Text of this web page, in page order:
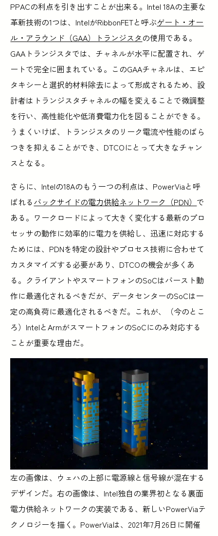
PPACの利点を引き出すことが出来る。Intel 18Aの主要な
革新技術の1つは、IntelがRibbonFETと呼ぶゲート・オー
ル・アラウンド（GAA）トランジスタ の使用である。
GAAトランジスタでは、チャネルが水平に配置され、ゲ
ートで完全に囲まれている。このGAAチャネルは、エピ
タキシーと選択的材料除去によって形成されるため、設
計者はトランジスタチャネルの幅を変えることで微調整
を行い、高性能化や低消費電力化を図ることができる。
うまくいけば、トランジスタのリーク電流や性能のばら
つきを抑えることができ、DTCOにとって大きなチャン
スとなる。
さらに、Intelの18Aのもう一つの利点は、PowerViaと呼
ばれるバックサイドの電力供給ネットワーク（PDN） で
ある。ワークロードによって大きく変化する最新のプロ
セッサの動作に効率的に電力を供給し、迅速に対応する
ためには、PDNを特定の設計やプロセス技術に合わせて
カスタマイズする必要があり、DTCOの機会が多くあ
る。クライアントやスマートフォンのSoCはバースト動
作に最適化されるべきだが、データセンターのSoCは一
定の高負荷に最適化されるべきだ。これが、（今のとこ
ろ）IntelとArmがスマートフォンのSoCにのみ対応する
ことが重要な理由だ。
左の画像は、ウェハの上部に電源線と信号線が混在する
デザインだ。右の画像は、Intel独自の業界初となる裏面
電力供給ネットワークの実装である、新しいPowerViaテ
クノロジーを描く。PowerViaは、2021年7月26日に開催